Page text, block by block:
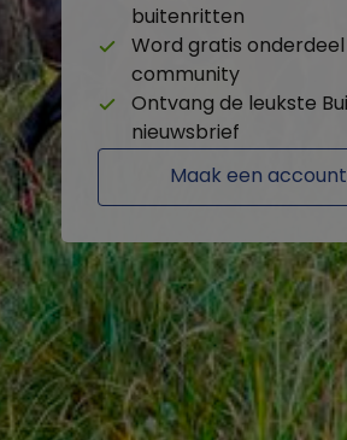
buitenritten
Word gratis onderdeel
community
Ontvang de leukste
nieuwsbrief
Maak een